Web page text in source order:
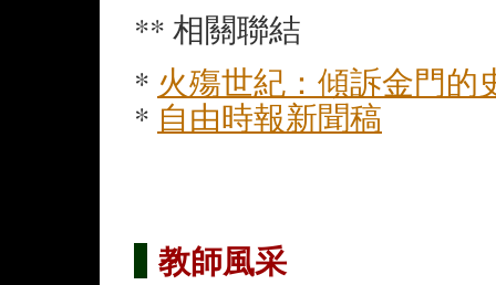
** 相關聯結
* 火殤世紀：傾訴金門的
* 自由時報新聞稿
教師風采